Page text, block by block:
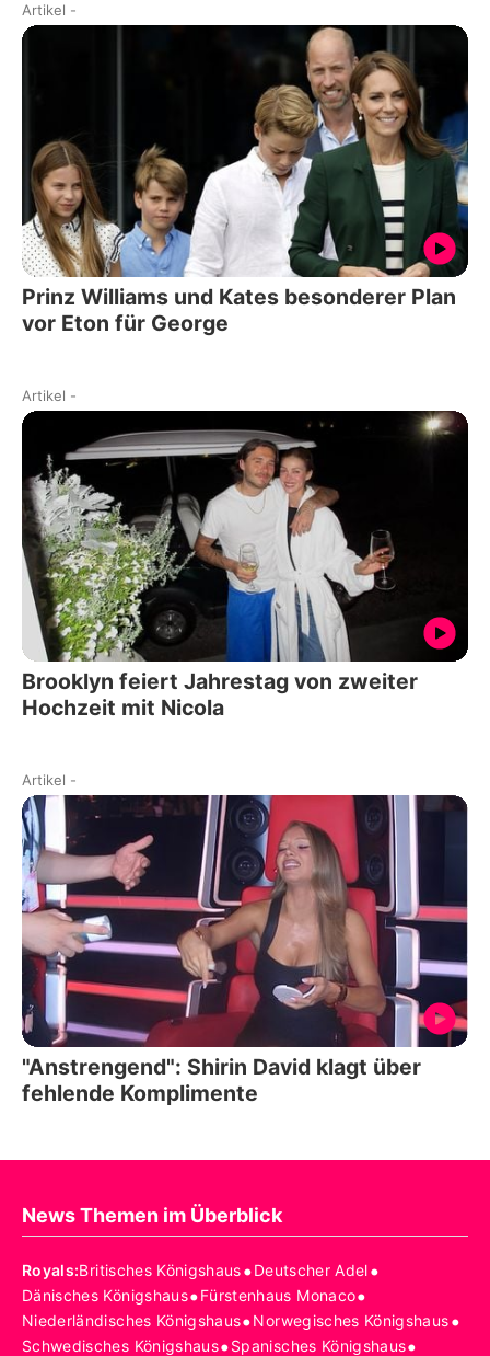
Artikel -
Prinz Williams und Kates besonderer Plan
vor Eton für George
Artikel -
Brooklyn feiert Jahrestag von zweiter
Hochzeit mit Nicola
Artikel -
"Anstrengend": Shirin David klagt über
fehlende Komplimente
News Themen im Überblick
Royals:Britisches Königshaus•Deutscher Adel•
Dänisches Königshaus•Fürstenhaus Monaco•
Niederländisches Königshaus•Norwegisches Königshaus•
Schwedisches Königshaus•Spanisches Königshaus•